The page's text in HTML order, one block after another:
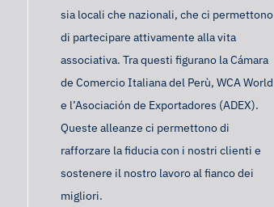
sia locali che nazionali, che ci permettono
di partecipare attivamente alla vita
associativa. Tra questi figurano la Cámara
de Comercio Italiana del Perù, WCA World
e l’Asociación de Exportadores (ADEX).
Queste alleanze ci permettono di
rafforzare la fiducia con i nostri clienti e
sostenere il nostro lavoro al fianco dei
migliori.